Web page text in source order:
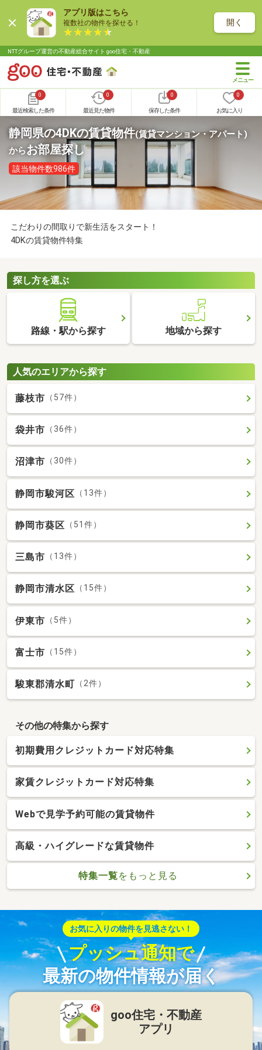
アプリ版はこちら
複数社の物件を探せる！ 開く
NTTグループ運営の不動産総合サイト goo住宅・不動産
0
最近検索した条件
0
最近見た物件
0
保存した条件
0
お気に入り
静岡県の4DKの賃貸物件(賃貸マンション・アパート)
からお部屋探し
該当物件数986件
こだわりの間取りで新生活をスタート！
4DKの賃貸物件特集
探し方を選ぶ
路線・駅から探す 地域から探す
人気のエリアから探す
藤枝市 （57件）
袋井市 （36件）
沼津市 （30件）
静岡市駿河区 （13件）
静岡市葵区 （51件）
三島市 （13件）
静岡市清水区 （15件）
伊東市 （5件）
富士市 （15件）
駿東郡清水町 （2件）
その他の特集から探す
初期費用クレジットカード対応特集
家賃クレジットカード対応特集
Webで見学予約可能の賃貸物件
高級・ハイグレードな賃貸物件
特集一覧をもっと見る
お気に入りの物件を見逃さない！
プッシュ通知で
最新の物件情報が届く
goo住宅・不動産
アプリ